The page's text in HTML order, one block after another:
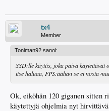
tx4
Member
Toniman92 sanoi:
SSD:lle käyttis, joka päivä käytettävät
itse haluaa, FPS:äähän se ei nosta
Ok, eiköhän 120 giganen sitten
käytettyjä ohjelmia nyt